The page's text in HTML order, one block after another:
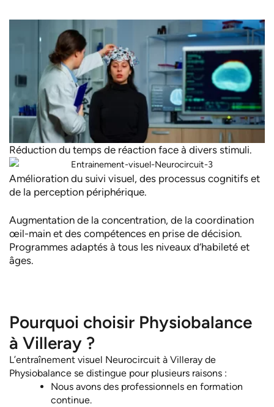
Réduction du temps de réaction face à divers stimuli.
Amélioration du suivi visuel, des processus cognitifs et
de la perception périphérique.
Augmentation de la concentration, de la coordination
œil-main et des compétences en prise de décision.
Programmes adaptés à tous les niveaux d’habileté et
âges.
Pourquoi choisir Physiobalance
à Villeray ?
L’entraînement visuel Neurocircuit à Villeray de
Physiobalance se distingue pour plusieurs raisons :
Nous avons des professionnels en formation
continue.